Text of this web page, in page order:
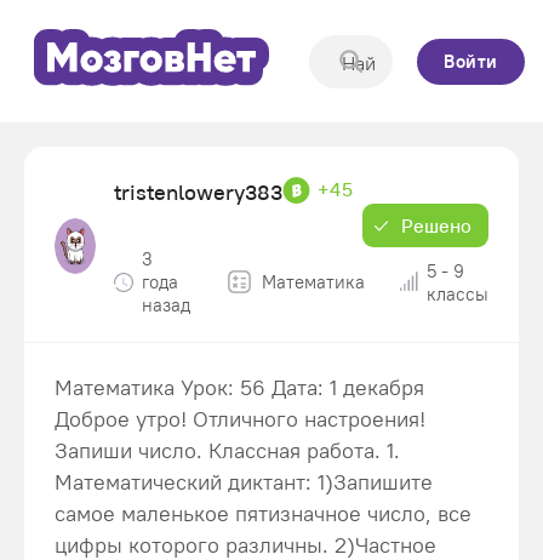
Войти
tristenlowery383
+45
Решено
3
года
назад
Математика
5 - 9
классы
Математика Урок: 56 Дата: 1 декабря
Доброе утро! Отличного настроения!
Запиши число. Классная работа. 1.
Математический диктант: 1)Запишите
самое маленькое пятизначное число, все
цифры которого различны. 2)Частное